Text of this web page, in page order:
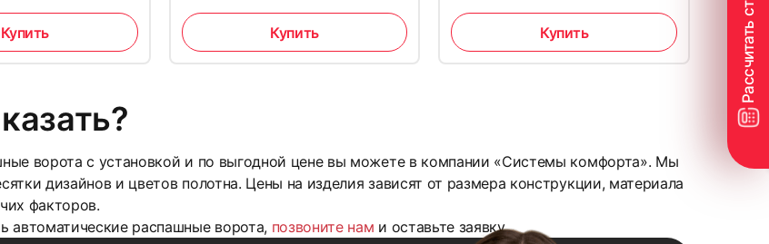
Купить Купить Купить
ворота с установкой и по выгодной цене вы можете в компании «Системы комфорта». Мы
дизайнов и цветов полотна. Цены на изделия зависят от размера конструкции, материала
факторов.
автоматические распашные ворота, позвоните нам и оставьте заявку.